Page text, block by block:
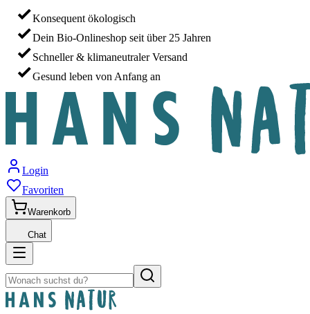
Konsequent ökologisch
Dein Bio-Onlineshop seit über 25 Jahren
Schneller & klimaneutraler Versand
Gesund leben von Anfang an
Login
Favoriten
Warenkorb
Chat